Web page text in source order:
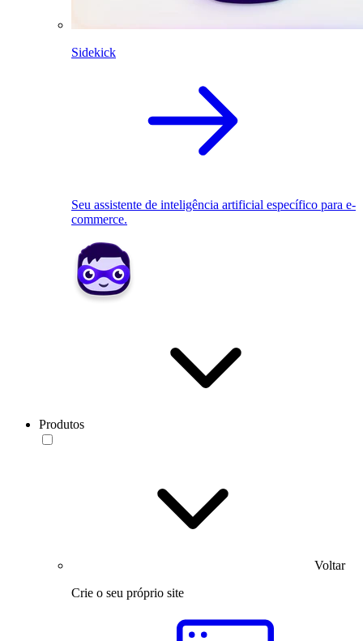
Sidekick
Seu assistente de inteligência artificial específico para e-
commerce.
Produtos
Voltar
Crie o seu próprio site